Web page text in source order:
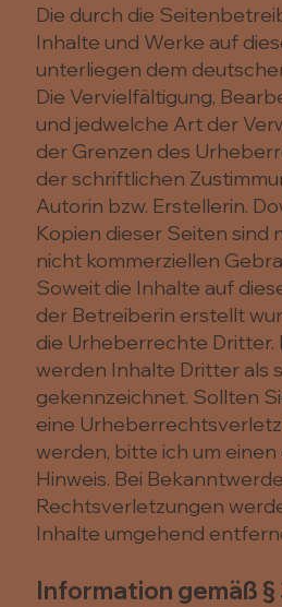
Die durch die
Inhalte und Werke auf
unterliegen dem
Die Vervielfältigung,
und jedwelche Art der
der Grenzen des
der schriftlichen
Autorin bzw. Erstellerin.
Kopien dieser Seiten sind
nicht kommerziellen
Soweit die Inhalte auf
der Betreiberin erstellt
die Urheberrechte Dritter.
werden Inhalte Dritter als
gekennzeichnet. Sollten
eine
werden, bitte ich um
Hinweis. Bei
Rechtsverletzungen
Inhalte umgehend
Information gemäß §